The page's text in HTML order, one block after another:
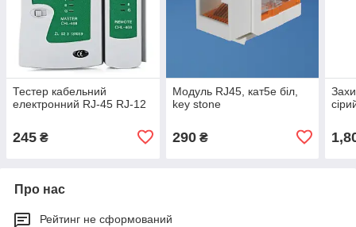
Тестер кабельний
електронний RJ-45 RJ-12
245 ₴
Модуль RJ45, кат5е біл,
key stone
290₴
Про нас
Рейтинг не сформований